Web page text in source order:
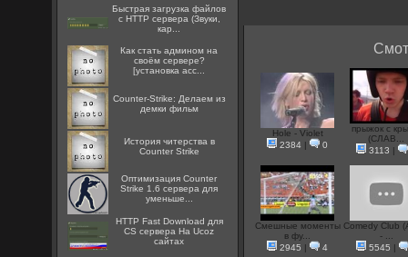
Быстрая загрузка файлов
с HTTP сервера (Звуки,
кар...
Как стать админом на
своём сервере?
[установка acc...
Counter-Strike: Делаем из
демки фильм
История читерства в
Counter Strike
Оптимизация Counter
Strike 1.6 сервера для
уменьше...
HTTP Fast Download для
CS сервера На Ucoz
сайтах
Hole - Violet
2384 | 0
прыжок с
(СЛАВ...
3113 |
Смешные моменты
в фу...
2945 | 4
Comedy Club
- ...
5545 |